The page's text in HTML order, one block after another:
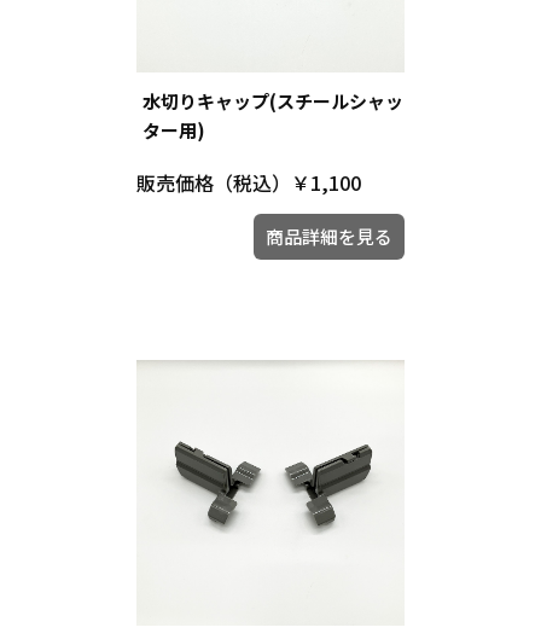
水切りキャップ(スチールシャッ
ター用)
販売価格（税込） ￥1,100
商品詳細を見る